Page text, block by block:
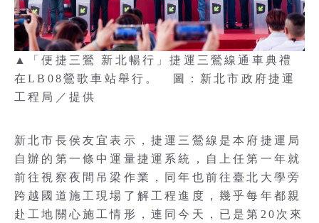
▲「便捷三鶯 新北暢行」捷運三鶯線通車典禮
在LB08鶯歌車站舉行。 圖：新北市政府捷運
工程局／提供
新北市長侯友宜表示，捷運三鶯線是本府捷運局
自辦的第一條中運量捷運系統，自上任第一年就
前往視察夜間吊梁作業，同年也前往臺北大學旁
跨越國道施工現場了解工程進度，幾乎每年都親
赴工地關心施工情形，連同今天，已是第20次來